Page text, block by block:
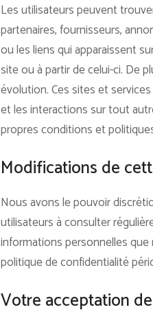
Les utilisateurs peuvent
partenaires, fournisseurs,
ou les liens qui apparaissent
site ou à partir de celui-ci. De
évolution. Ces sites et
et les interactions sur tout
propres conditions et
Modifications de
Nous avons le pouvoir
utilisateurs à consulter
informations personnelles
politique de confidentialité
Votre acceptation